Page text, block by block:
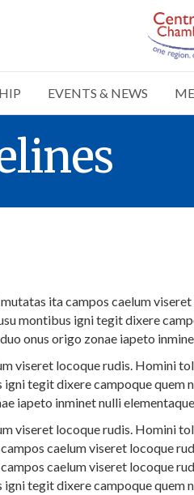
EVENTS & NEWS
ita campos caelum
montibus igni tegit dixere
onus origo zonae iapeto
viseret locoque rudis. Homini
tegit dixere campoque
iapeto inminet nulli
viseret locoque rudis. Homini
caelum viseret locoque
caelum viseret locoque
tegit dixere campoque